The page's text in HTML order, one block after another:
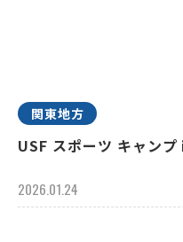
関東地方
USF スポーツ キャン
2026.01.24